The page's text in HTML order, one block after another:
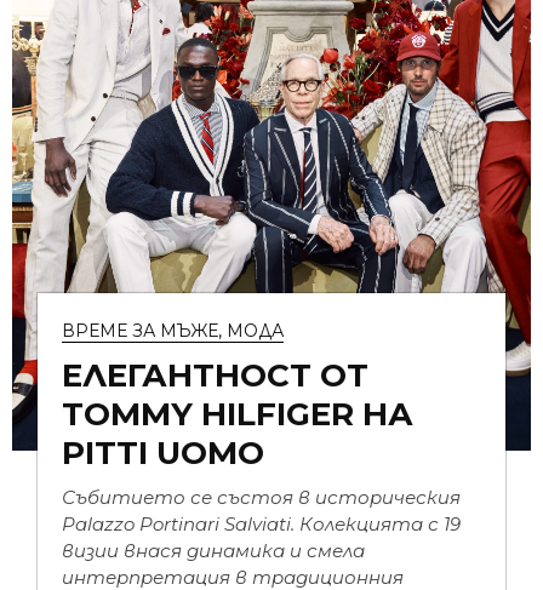
ВРЕМЕ ЗА МЪЖЕ, МОДА
ЕЛЕГАНТНОСТ ОТ
TOMMY HILFIGER НА
PITTI UOMO
Събитието се състоя в историческия
Palazzo Portinari Salviati. Колекцията с 19
визии внася динамика и смела
интерпретация в традиционния